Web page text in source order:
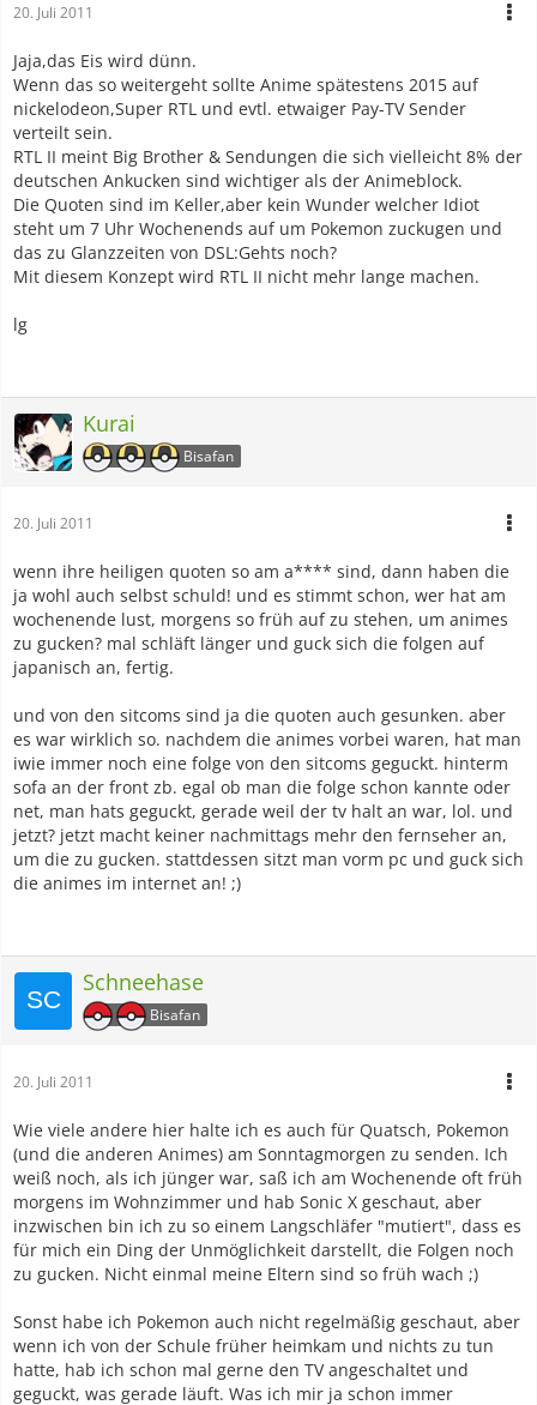
20. Juli 2011
Jaja,das Eis wird dünn.
Wenn das so weitergeht sollte Anime spätestens 2015 auf
nickelodeon,Super RTL und evtl. etwaiger Pay-TV Sender
verteilt sein.
RTL II meint Big Brother & Sendungen die sich vielleicht 8% der
deutschen Ankucken sind wichtiger als der Animeblock.
Die Quoten sind im Keller,aber kein Wunder welcher Idiot
steht um 7 Uhr Wochenends auf um Pokemon zuckugen und
das zu Glanzzeiten von DSL:Gehts noch?
Mit diesem Konzept wird RTL II nicht mehr lange machen.
lg
Kurai
Bisafan
20. Juli 2011
wenn ihre heiligen quoten so am a**** sind, dann haben die
ja wohl auch selbst schuld! und es stimmt schon, wer hat am
wochenende lust, morgens so früh auf zu stehen, um animes
zu gucken? mal schläft länger und guck sich die folgen auf
japanisch an, fertig.
und von den sitcoms sind ja die quoten auch gesunken. aber
es war wirklich so. nachdem die animes vorbei waren, hat man
iwie immer noch eine folge von den sitcoms geguckt. hinterm
sofa an der front zb. egal ob man die folge schon kannte oder
net, man hats geguckt, gerade weil der tv halt an war, lol. und
jetzt? jetzt macht keiner nachmittags mehr den fernseher an,
um die zu gucken. stattdessen sitzt man vorm pc und guck sich
die animes im internet an! ;)
Schneehase
Bisafan
20. Juli 2011
Wie viele andere hier halte ich es auch für Quatsch, Pokemon
(und die anderen Animes) am Sonntagmorgen zu senden. Ich
weiß noch, als ich jünger war, saß ich am Wochenende oft früh
morgens im Wohnzimmer und hab Sonic X geschaut, aber
inzwischen bin ich zu so einem Langschläfer "mutiert", dass es
für mich ein Ding der Unmöglichkeit darstellt, die Folgen noch
zu gucken. Nicht einmal meine Eltern sind so früh wach ;)
Sonst habe ich Pokemon auch nicht regelmäßig geschaut, aber
wenn ich von der Schule früher heimkam und nichts zu tun
hatte, hab ich schon mal gerne den TV angeschaltet und
geguckt, was gerade läuft. Was ich mir ja schon immer